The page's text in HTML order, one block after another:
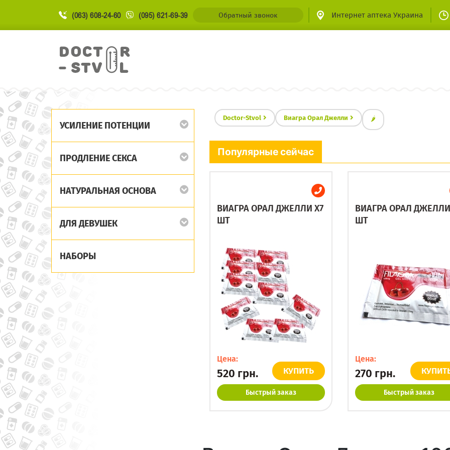
(063) 608-24-60 (095) 621-69-39 Обратный звонок Интернет аптека Украина
УСИЛЕНИЕ ПОТЕНЦИИ
ПРОДЛЕНИЕ СЕКСА
НАТУРАЛЬНАЯ ОСНОВА
ДЛЯ ДЕВУШЕК
НАБОРЫ
Doctor-Stvol Виагра Орал Джелли 🌶
Популярные сейчас
ВИАГРА ОРАЛ ДЖЕЛЛИ X7
ШТ
Цена:
520 грн. КУПИТЬ
Быстрый заказ
ВИАГРА ОРАЛ ДЖЕЛЛИ
ШТ
Цена:
270 грн.
Быстрый заказ